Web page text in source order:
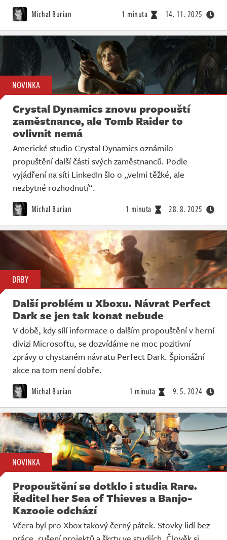
Michal Burian 1 minuta 14. 11. 2025
NOVINKA
Crystal Dynamics znovu propouští
zaměstnance, ale Tomb Raider to
ovlivnit nemá
Americké studio Crystal Dynamics oznámilo
propuštění další části svých zaměstnanců. Podle
vyjádření na síti LinkedIn šlo o „velmi těžké, ale
nezbytné rozhodnutí“.
Michal Burian 1 minuta 28. 8. 2025
DRBY
Další problém u Xboxu. Návrat Perfect
Dark se jen tak konat nebude
V době, kdy sílí informace o dalším propouštění v herní
divizi Microsoftu, se dozvídáme ne moc pozitivní
zprávy o chystaném návratu Perfect Dark. Špionážní
akce na tom není dobře.
Michal Burian 1 minuta 9. 5. 2024
NOVINKA
Propouštění se dotklo i studia Rare.
Ředitel her Sea of Thieves a Banjo-
Kazooie odchází
Včera byl pro Xbox takový černý pátek. Stovky lidí bez